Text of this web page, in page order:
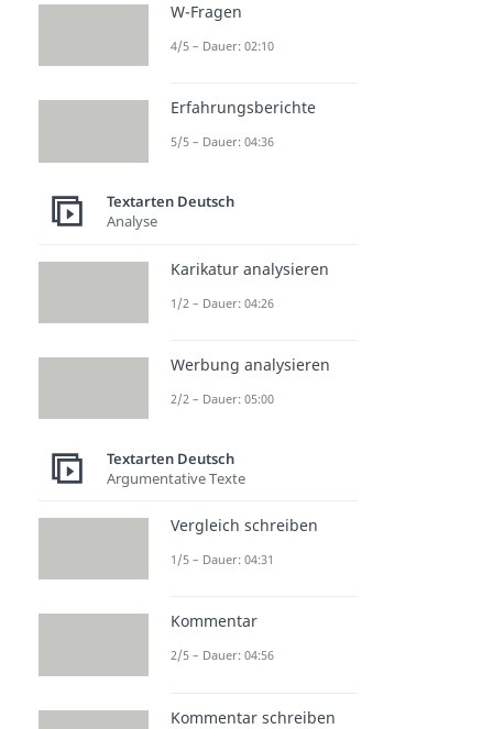
W-Fragen
4/5 – Dauer: 02:10
Erfahrungsberichte
5/5 – Dauer: 04:36
Textarten Deutsch
Analyse
Karikatur analysieren
1/2 – Dauer: 04:26
Werbung analysieren
2/2 – Dauer: 05:00
Textarten Deutsch
Argumentative Texte
Vergleich schreiben
1/5 – Dauer: 04:31
Kommentar
2/5 – Dauer: 04:56
Kommentar schreiben